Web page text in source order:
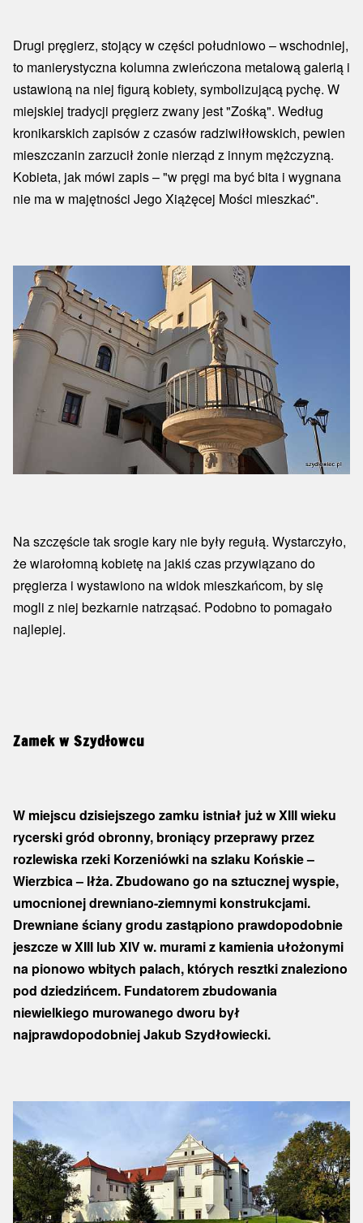
Drugi pręgierz, stojący w części południowo – wschodniej,
to manierystyczna kolumna zwieńczona metalową galerią i
ustawioną na niej figurą kobiety, symbolizującą pychę. W
miejskiej tradycji pręgierz zwany jest "Zośką". Według
kronikarskich zapisów z czasów radziwiłłowskich, pewien
mieszczanin zarzucił żonie nierząd z innym mężczyzną.
Kobieta, jak mówi zapis – "w pręgi ma być bita i wygnana
nie ma w majętności Jego Xiążęcej Mości mieszkać".
Na szczęście tak srogie kary nie były regułą. Wystarczyło,
że wiarołomną kobietę na jakiś czas przywiązano do
pręgierza i wystawiono na widok mieszkańcom, by się
mogli z niej bezkarnie natrząsać. Podobno to pomagało
najlepiej.
Zamek w Szydłowcu
W miejscu dzisiejszego zamku istniał już w XIII wieku
rycerski gród obronny, broniący przeprawy przez
rozlewiska rzeki Korzeniówki na szlaku Końskie –
Wierzbica – Iłża. Zbudowano go na sztucznej wyspie,
umocnionej drewniano-ziemnymi konstrukcjami.
Drewniane ściany grodu zastąpiono prawdopodobnie
jeszcze w XIII lub XIV w. murami z kamienia ułożonymi
na pionowo wbitych palach, których resztki znaleziono
pod dziedzińcem. Fundatorem zbudowania
niewielkiego murowanego dworu był
najprawdopodobniej Jakub Szydłowiecki.